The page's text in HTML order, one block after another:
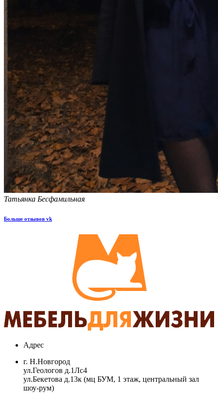
Татьянка Бесфамильная
Больше отзывов vk
Адрес
г. Н.Новгород
ул.Геологов д.1Лс4
ул.Бекетова д.13к (мц БУМ, 1 этаж, центральный зал
шоу-рум)